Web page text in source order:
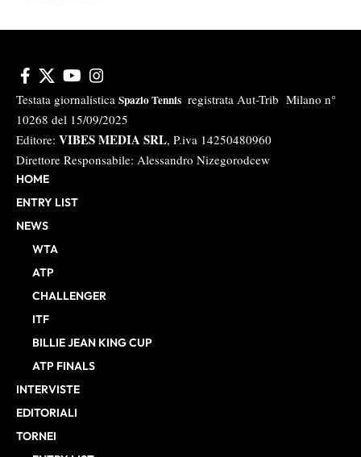
Testata giornalistica Spazio Tennis registrata Aut-Trib Milano n°
10268 del 15/09/2025
Editore: VIBES MEDIA SRL, P.iva 14250480960
Direttore Responsabile: Alessandro Nizegorodcew
HOME
ENTRY LIST
NEWS
WTA
ATP
CHALLENGER
ITF
BILLIE JEAN KING CUP
ATP FINALS
INTERVISTE
EDITORIALI
TORNEI